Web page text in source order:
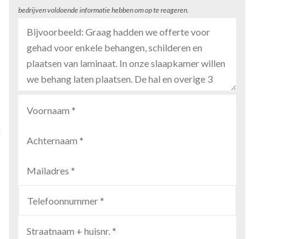
bedrijven voldoende informatie hebben om op te reageren.